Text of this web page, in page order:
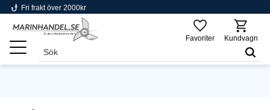
Meny
phishing Fri frakt över 2000kr
Favoriter Kundvagn